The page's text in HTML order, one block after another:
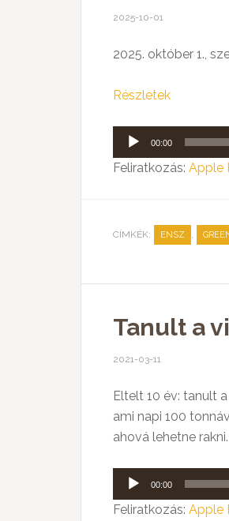
2025-10-01
2025. október 1.,
Részletek
Audió
lejátszó
00:00
Feliratkozás: Apple
CÍMKÉK: ENSZ ,
Tanult a
2021-03-11
Eltelt 10 év: tanult
ami napi 100
ahová lehetne
Audió
lejátszó
00:00
Feliratkozás: Apple